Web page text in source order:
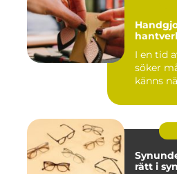
I en tid
söker
känns
rätt i